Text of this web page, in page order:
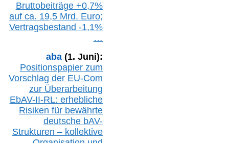
Bruttobeiträge +0,7%
auf ca. 19,5 Mrd. Euro;
Vertragsbestand -1,1%
…
aba(1. Juni):
Positionspapier zum
Vorschlag der EU-Com
zur Überarbeitung
EbAV-II-RL: erhebliche
Risiken für bewährte
deutsche bAV-
Strukturen – kollektive